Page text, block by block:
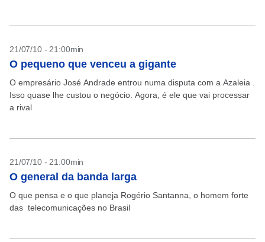
21/07/10 - 21:00min
O pequeno que venceu a gigante
O empresário José Andrade entrou numa disputa com a Azaleia .
Isso quase lhe custou o negócio. Agora, é ele que vai processar
a rival
21/07/10 - 21:00min
O general da banda larga
O que pensa e o que planeja Rogério Santanna, o homem forte
das telecomunicações no Brasil